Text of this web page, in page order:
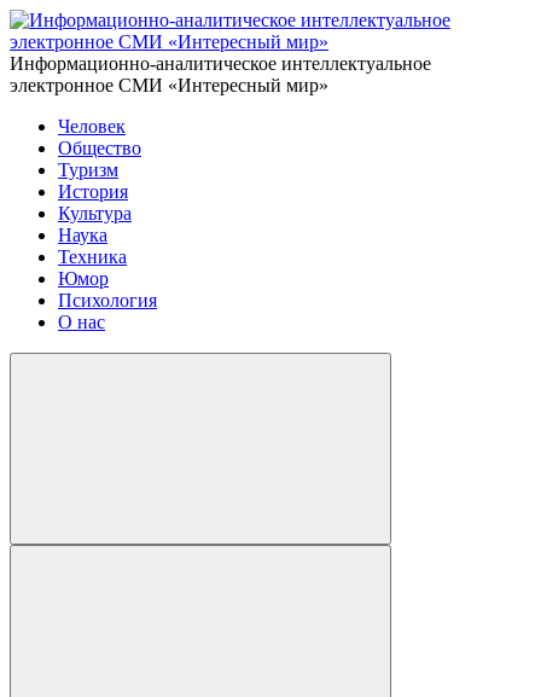
Информационно-аналитическое интеллектуальное
электронное СМИ «Интересный мир»
Человек
Общество
Туризм
История
Культура
Наука
Техника
Юмор
Психология
О нас